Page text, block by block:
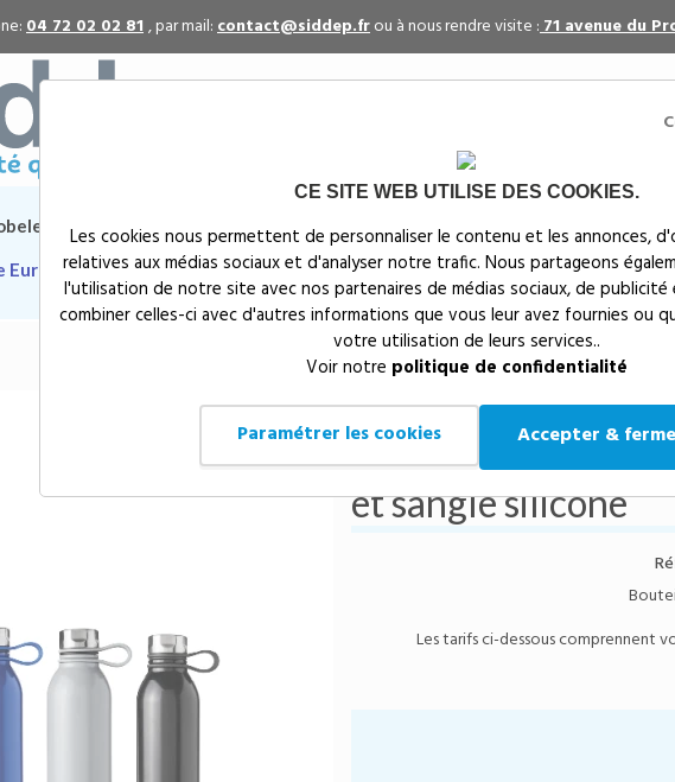
CE SITE WEB UTILISE DES COOKIES.
Les cookies nous permettent de personnaliser le contenu et les annonces,
relatives aux médias sociaux et d'analyser notre trafic. Nous partageons
l'utilisation de notre site avec nos partenaires de médias sociaux, de
combiner celles-ci avec d'autres informations que vous leur avez fournies ou
votre utilisation de leurs services..
Voir notre politique de confidentialité
Paramétrer les cookies Accepter &
04 72 02 02 81, par mail:contact@siddep.frou à nous rendre visite :71 avenue du
& gourdes publicitaires Par événement Textiles publicitaires
Europe Promotions
Siddep > Mugs, gobelets & gourdes publicitaires
inoxydable 740 ml personnalisable avec bouchon
Bouteille
740 ml
et sangle silicone
Les tarifs ci-dessous comprennent